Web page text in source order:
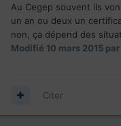
Au Cegep souvent ils
un an ou deux un
non, ça dépend des
Modifié 10 mars 2015
Citer